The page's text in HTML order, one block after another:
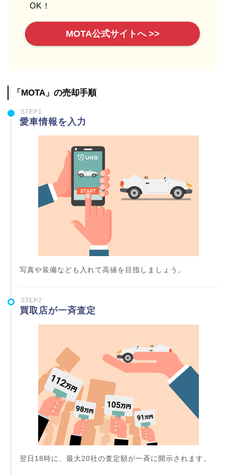
OK！
MOTA公式サイトへ >>
「MOTA」の売却手順
STEP1
愛車情報を入力
写真や装備なども入れて高値を目指しましょう。
STEP2
買取店が一斉査定
翌日18時に、最大20社の査定額が一斉に開示されます。